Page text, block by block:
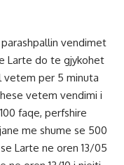
vendimet
Larte do te gjykohet
vetem per 5 minuta
vetem vendimi i
faqe, perfshire
me shume se 500
Larte ne oren 13/05